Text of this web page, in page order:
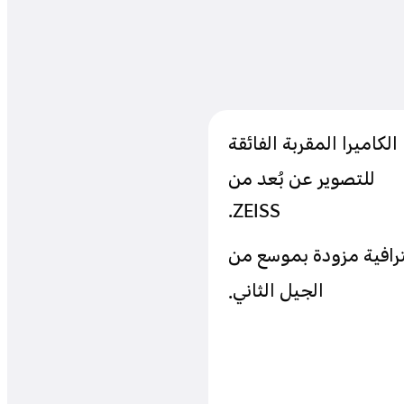
الكاميرا المقربة الفائقة
للتصوير عن بُعد من
ZEISS.
مزودة بموسع من
الجيل الثاني.